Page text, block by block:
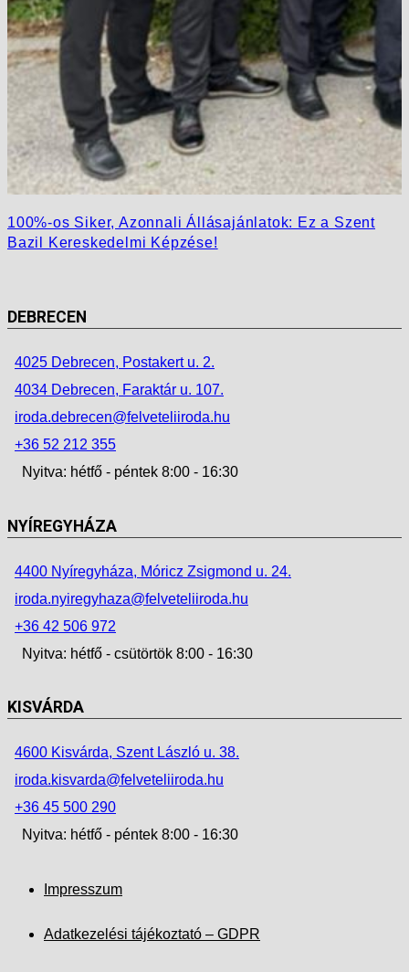
100%-os Siker, Azonnali Állásajánlatok: Ez a Szent
Bazil Kereskedelmi Képzése!
DEBRECEN
4025 Debrecen, Postakert u. 2.
4034 Debrecen, Faraktár u. 107.
iroda.debrecen@felveteliiroda.hu
+36 52 212 355
Nyitva: hétfő - péntek 8:00 - 16:30
NYÍREGYHÁZA
4400 Nyíregyháza, Móricz Zsigmond u. 24.
iroda.nyiregyhaza@felveteliiroda.hu
+36 42 506 972
Nyitva: hétfő - csütörtök 8:00 - 16:30
KISVÁRDA
4600 Kisvárda, Szent László u. 38.
iroda.kisvarda@felveteliiroda.hu
+36 45 500 290
Nyitva: hétfő - péntek 8:00 - 16:30
Impresszum
Adatkezelési tájékoztató – GDPR